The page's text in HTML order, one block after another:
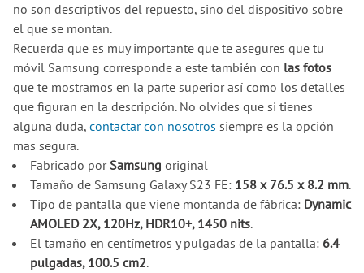
no son descriptivos del repuesto, sino del dispositivo sobre
el que se montan.
Recuerda que es muy importante que te asegures que tu
móvil Samsung corresponde a este también con las fotos
que te mostramos en la parte superior así como los detalles
que figuran en la descripción. No olvides que si tienes
alguna duda, contactar con nosotros siempre es la opción
mas segura.
Fabricado porSamsung original
Tamaño de Samsung Galaxy S23 FE: 158 x 76.5 x 8.2 mm.
Tipo de pantalla que viene montanda de fábrica: Dynamic
AMOLED 2X, 120Hz, HDR10+, 1450 nits.
El tamaño en centímetros y pulgadas de la pantalla: 6.4
pulgadas, 100.5 cm2.